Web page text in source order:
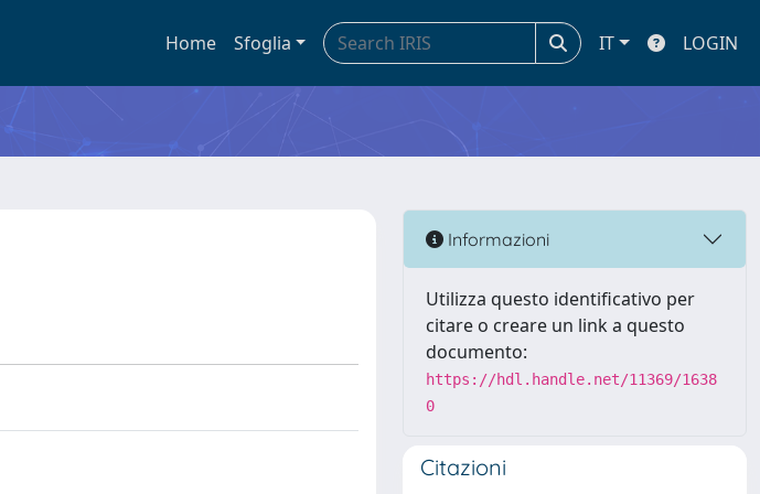
Home Sfoglia IT LOGIN
Informazioni
Utilizza questo identificativo per
citare o creare un link a questo
documento:
https://hdl.handle.net/11369/1638
0
Citazioni